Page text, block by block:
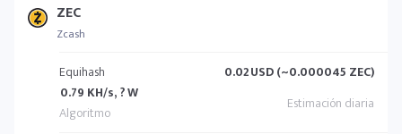
ZEC
Zcash
Equihash
0.79 KH/s, ? W
0.02USD (~0.000045 ZEC)